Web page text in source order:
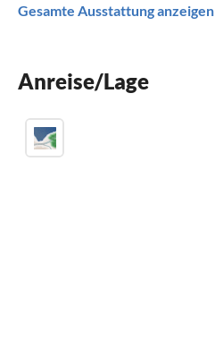
Spülmaschine
Parkplatz
Gesamte Ausstattung anzeigen
Anreise/Lage